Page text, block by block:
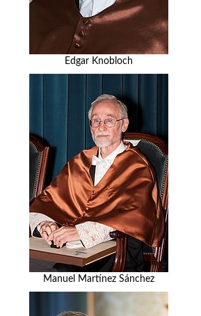
Edgar Knobloch
Manuel Martínez Sánchez